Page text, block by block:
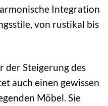
Integration
von rustikal bis
der Steigerung des
auch einen gewissen
Möbel. Sie